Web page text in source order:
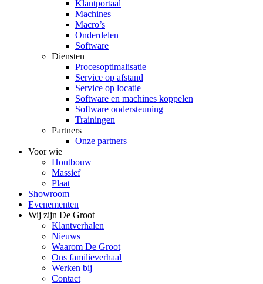
Klantportaal
Machines
Macro’s
Onderdelen
Software
Diensten
Procesoptimalisatie
Service op afstand
Service op locatie
Software en machines koppelen
Software ondersteuning
Trainingen
Partners
Onze partners
Voor wie
Houtbouw
Massief
Plaat
Showroom
Evenementen
Wij zijn De Groot
Klantverhalen
Nieuws
Waarom De Groot
Ons familieverhaal
Werken bij
Contact